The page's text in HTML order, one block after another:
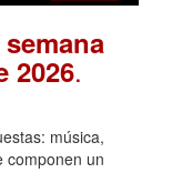
2026.
música,
componen un